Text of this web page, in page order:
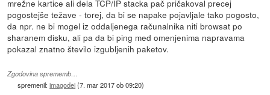
mrežne kartice ali dela TCP/IP stacka pač pričakoval precej
pogostejše težave - torej, da bi se napake pojavljale tako pogosto,
da npr. ne bi mogel iz oddaljenega računalnika niti browsat po
sharanem disku, ali pa da bi ping med omenjenima napravama
pokazal znatno število izgubljenih paketov.
Zgodovina sprememb…
spremenil:imagodei(7. mar 2017 ob 09:20)